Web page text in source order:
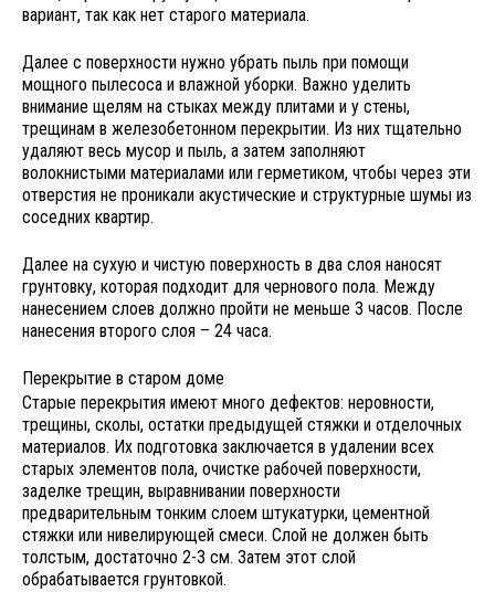
вариант, так как нет старого материала.
Далее с поверхности нужно убрать пыль при помощи
мощного пылесоса и влажной уборки. Важно уделить
внимание щелям на стыках между плитами и у стены,
трещинам в железобетонном перекрытии. Из них тщательно
удаляют весь мусор и пыль, а затем заполняют
волокнистыми материалами или герметиком, чтобы через эти
отверстия не проникали акустические и структурные шумы из
соседних квартир.
Далее на сухую и чистую поверхность в два слоя наносят
грунтовку, которая подходит для чернового пола. Между
нанесением слоев должно пройти не меньше 3 часов. После
нанесения второго слоя – 24 часа.
Перекрытие в старом доме
Старые перекрытия имеют много дефектов: неровности,
трещины, сколы, остатки предыдущей стяжки и отделочных
материалов. Их подготовка заключается в удалении всех
старых элементов пола, очистке рабочей поверхности,
заделке трещин, выравнивании поверхности
предварительным тонким слоем штукатурки, цементной
стяжки или нивелирующей смеси. Слой не должен быть
толстым, достаточно 2-3 см. Затем этот слой
обрабатывается грунтовкой.